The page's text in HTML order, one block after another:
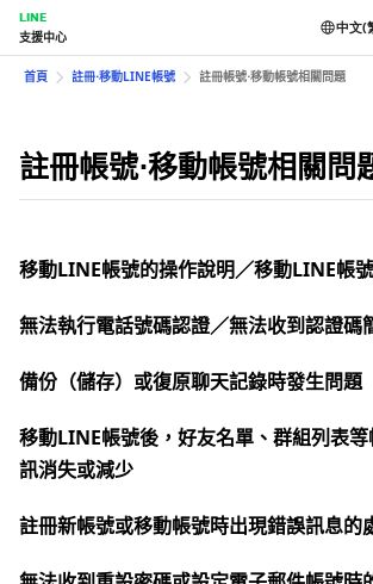
LINE
支援中心
中文(
首頁 註冊⋅移動LINE帳號 註冊帳號⋅移動帳號相關問題
註冊帳號⋅移動帳號相關問
移動LINE帳號的操作說明／移動LINE帳
無法執行電話號碼認證／無法收到認證碼
備份（儲存）或復原聊天記錄時發生問題
移動LINE帳號後，好友名單、群組列表
訊消失或減少
註冊新帳號或移動帳號時出現錯誤訊息的